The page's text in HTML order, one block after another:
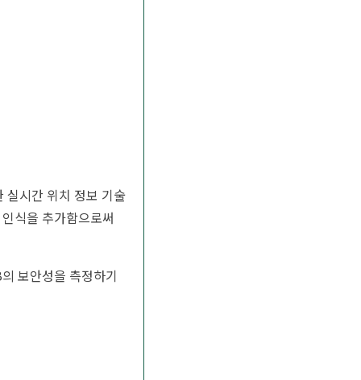
시간 위치 정보 기술
식을 추가함으로써
보안성을 측정하기